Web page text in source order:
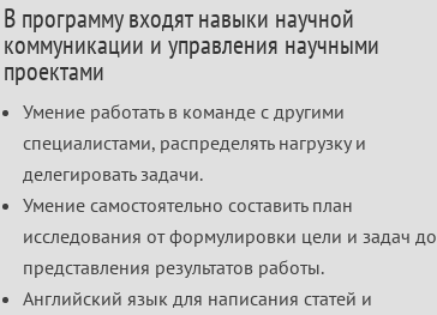
В программу входят навыки научной
коммуникации и управления научными
проектами
Умение работать в команде с другими
специалистами, распределять нагрузку и
делегировать задачи.
Умение самостоятельно составить план
исследования от формулировки цели и задач до
представления результатов работы.
Английский язык для написания статей и